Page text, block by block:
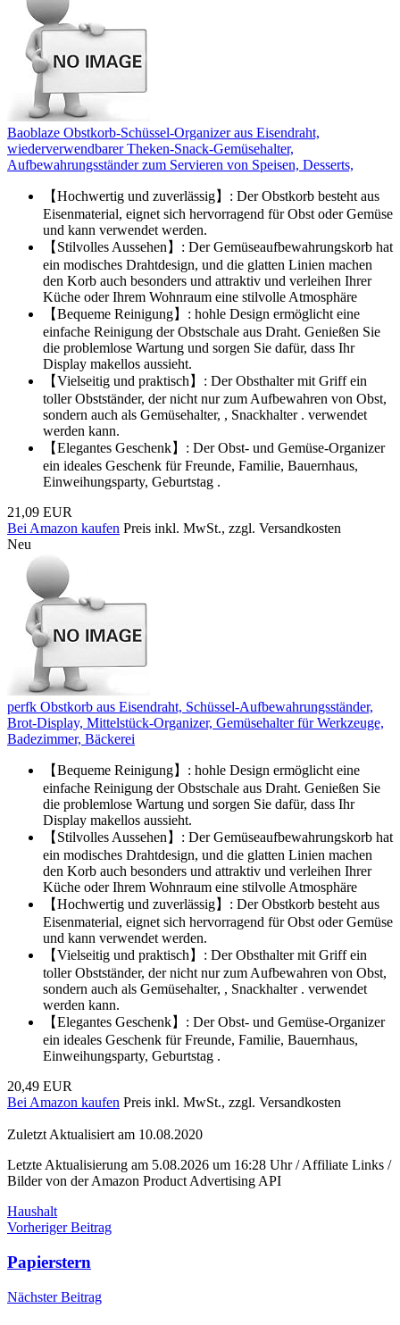
Baoblaze Obstkorb-Schüssel-Organizer aus Eisendraht,
wiederverwendbarer Theken-Snack-Gemüsehalter,
Aufbewahrungsständer zum Servieren von Speisen, Desserts,
【Hochwertig und zuverlässig】: Der Obstkorb besteht aus
Eisenmaterial, eignet sich hervorragend für Obst oder Gemüse
und kann verwendet werden.
【Stilvolles Aussehen】: Der Gemüseaufbewahrungskorb hat
ein modisches Drahtdesign, und die glatten Linien machen
den Korb auch besonders und attraktiv und verleihen Ihrer
Küche oder Ihrem Wohnraum eine stilvolle Atmosphäre
【Bequeme Reinigung】: hohle Design ermöglicht eine
einfache Reinigung der Obstschale aus Draht. Genießen Sie
die problemlose Wartung und sorgen Sie dafür, dass Ihr
Display makellos aussieht.
【Vielseitig und praktisch】: Der Obsthalter mit Griff ein
toller Obstständer, der nicht nur zum Aufbewahren von Obst,
sondern auch als Gemüsehalter, , Snackhalter . verwendet
werden kann.
【Elegantes Geschenk】: Der Obst- und Gemüse-Organizer
ein ideales Geschenk für Freunde, Familie, Bauernhaus,
Einweihungsparty, Geburtstag .
21,09 EUR
Bei Amazon kaufen Preis inkl. MwSt., zzgl. Versandkosten
Neu
perfk Obstkorb aus Eisendraht, Schüssel-Aufbewahrungsständer,
Brot-Display, Mittelstück-Organizer, Gemüsehalter für Werkzeuge,
Badezimmer, Bäckerei
【Bequeme Reinigung】: hohle Design ermöglicht eine
einfache Reinigung der Obstschale aus Draht. Genießen Sie
die problemlose Wartung und sorgen Sie dafür, dass Ihr
Display makellos aussieht.
【Stilvolles Aussehen】: Der Gemüseaufbewahrungskorb hat
ein modisches Drahtdesign, und die glatten Linien machen
den Korb auch besonders und attraktiv und verleihen Ihrer
Küche oder Ihrem Wohnraum eine stilvolle Atmosphäre
【Hochwertig und zuverlässig】: Der Obstkorb besteht aus
Eisenmaterial, eignet sich hervorragend für Obst oder Gemüse
und kann verwendet werden.
【Vielseitig und praktisch】: Der Obsthalter mit Griff ein
toller Obstständer, der nicht nur zum Aufbewahren von Obst,
sondern auch als Gemüsehalter, , Snackhalter . verwendet
werden kann.
【Elegantes Geschenk】: Der Obst- und Gemüse-Organizer
ein ideales Geschenk für Freunde, Familie, Bauernhaus,
Einweihungsparty, Geburtstag .
20,49 EUR
Bei Amazon kaufen Preis inkl. MwSt., zzgl. Versandkosten
Zuletzt Aktualisiert am 10.08.2020
Letzte Aktualisierung am 5.08.2026 um 16:28 Uhr / Affiliate Links /
Bilder von der Amazon Product Advertising API
Haushalt
Beitragsnavigation
Vorheriger Beitrag
Papierstern
Nächster Beitrag